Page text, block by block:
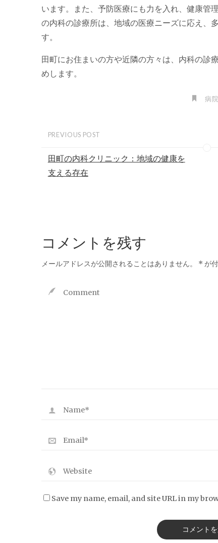
います。また、予防医療にも力を入れ、健康管
の内科の診療所は、地域の医療ニーズに応え、
す。
田町にお住まいの方や近隣の方々は、内科の診
めします。
病院
PREVIOUS POST
田町の内科クリニック：地域の健康を
支える存在
コメントを残す
メールアドレスが公開されることはありません。 * が
Save my name, email, and site URL in my